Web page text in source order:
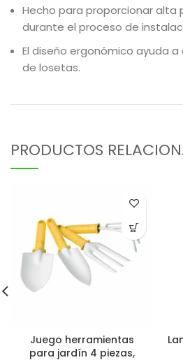
Hecho para proporcionar alta
durante el proceso de
El diseño ergonómico ayuda
de losetas.
PRODUCTOS
Juego herramientas
para jardín 4 piezas,